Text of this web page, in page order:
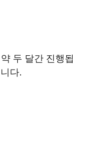
두 달간 진행됩
다.